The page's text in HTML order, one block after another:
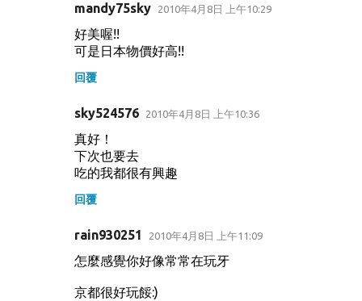
mandy75sky 2010年4月8日 上午10:29
好美喔!!
可是日本物價好高!!
回覆
sky524576 2010年4月8日 上午10:36
真好！
下次也要去
吃的我都很有興趣
回覆
rain930251 2010年4月8日 上午11:09
怎麼感覺你好像常常在玩牙
京都很好玩餒:)